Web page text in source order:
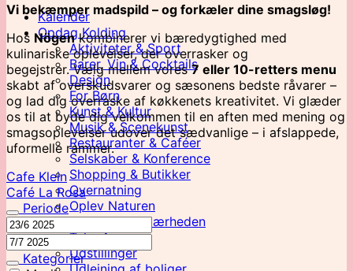
Kalender
Opdag Kolding
Aktiviteter & Sport
Barer, Vin & Cocktails
Design
For Børn
Kunst & Kultur
Musik & Scenekunst
Restauranter & Caféer
Selskaber & Konference
Shopping & Butikker
Overnatning
Oplev Naturen
Oplevelser i Nærheden
Take Away
Udstillinger
Vi bekæmper madspild – og forkæler dine smagsløg!
Hos Nögenkombinerer vi bæredygtighed med
kulinariske oplevelser, der overrasker og
begejstrer. Vælg mellem vores7 eller 10-retters menu
skabt af overskudsvarer og sæsonens bedste råvarer –
og lad dig overraske af køkkenets kreativitet. Vi glæder
os til at byde dig velkommen til en aften med mening og
smagsoplevelser udover det sædvanlige – i afslappede,
uformelle rammer.
Cafe Klein
Café La Rosa
Periode
Kategorier